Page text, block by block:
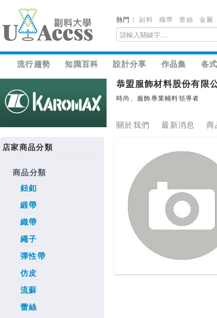
熱門：副料 織帶 蕾絲 金屬
流行趨勢 知識百科 設計分享 作品集 各
恭盟服飾材料股份有限
時尚、服飾專業輔料領導者
關於我們 最新消息 商
店家商品分類
商品分類
鈕釦
緞帶
織帶
繩子
彈性帶
仿皮
流蘇
蕾絲